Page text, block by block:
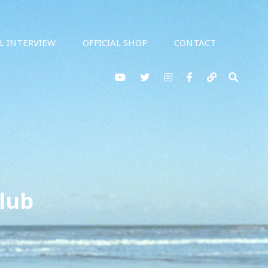
INTERVIEW OFFICIAL SHOP CONTACT
YouTube
twitterInstagramFacebook
note